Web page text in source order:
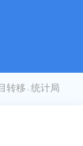
转移 >统计局